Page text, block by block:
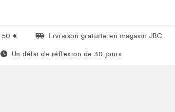
50 € Livraison gratuite en magasin JBC
Livraison gratuite en magasin JBC
Un délai de réflexion de 60 jours
Un délai de réflexion de 30 jours